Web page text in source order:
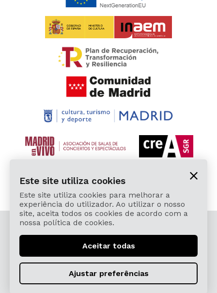
© 2026 Cardamomo Flamenco Madrid - Todos os
direitos reservados.
Términos, Condiciones, Protección de Datos,
Política de Devoluciones y Reintegros
Este site utiliza cookies
Este site utiliza cookies para melhorar a
experiência do utilizador. Ao utilizar o nosso
site, aceita todos os cookies de acordo com a
nossa política de cookies.
Aceitar todas
Ajustar preferências